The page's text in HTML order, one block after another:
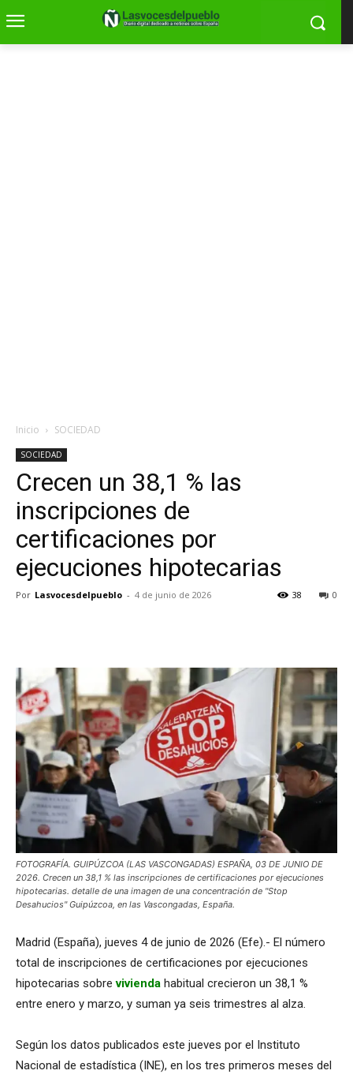
Inicio SOCIEDAD
SOCIEDAD
Crecen un 38,1 % las
inscripciones de
certificaciones por
ejecuciones hipotecarias
Por Lasvocesdelpueblo - 4 de junio de 2026 0
38
FOTOGRAFÍA. GUIPÚZCOA (LAS VASCONGADAS) ESPAÑA, 03 DE JUNIO DE
2026. Crecen un 38,1 % las inscripciones de certificaciones por ejecuciones
hipotecarias. detalle de una imagen de una concentración de "Stop
Desahucios" Guipúzcoa, en las Vascongadas, España.
Madrid (España), jueves 4 de junio de 2026 (Efe).- El número
total de inscripciones de certificaciones por ejecuciones
hipotecarias sobrevivienda habitual crecieron un 38,1 %
entre enero y marzo, y suman ya seis trimestres al alza.
Según los datos publicados este jueves por el Instituto
Nacional de estadística (INE), en los tres primeros meses del